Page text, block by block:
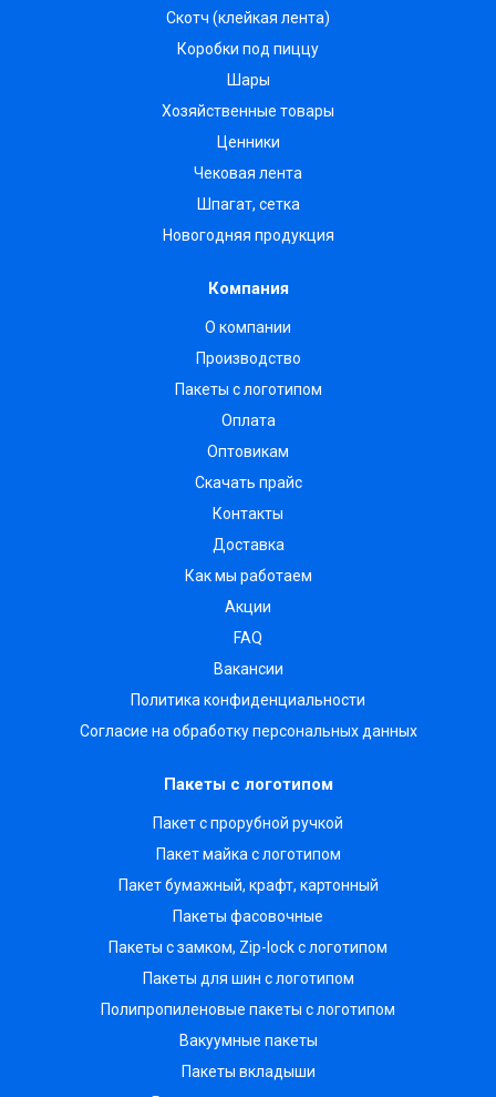
Скотч (клейкая лента)
Коробки под пиццу
Шары
Хозяйственные товары
Ценники
Чековая лента
Шпагат, сетка
Новогодняя продукция
Компания
О компании
Производство
Пакеты с логотипом
Оплата
Оптовикам
Скачать прайс
Контакты
Доставка
Как мы работаем
Акции
FAQ
Вакансии
Политика конфиденциальности
Согласие на обработку персональных данных
Пакеты с логотипом
Пакет с прорубной ручкой
Пакет майка с логотипом
Пакет бумажный, крафт, картонный
Пакеты фасовочные
Пакеты с замком, Zip-lock с логотипом
Пакеты для шин с логотипом
Полипропиленовые пакеты с логотипом
Вакуумные пакеты
Пакеты вкладыши